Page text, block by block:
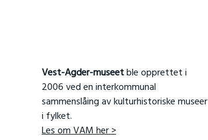
Vest-Agder-museetble opprettet i
2006 ved en interkommunal
sammenslåing av kulturhistoriske museer
i fylket.
Les om VAM her >